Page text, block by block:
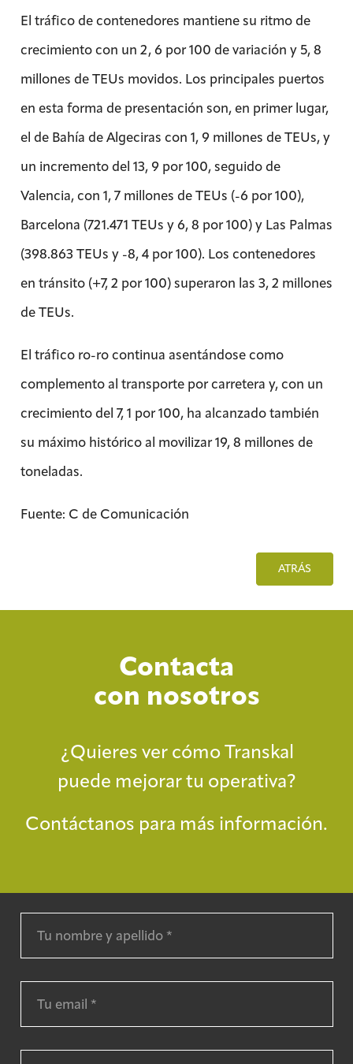
El tráfico de contenedores mantiene su ritmo de
crecimiento con un 2, 6 por 100 de variación y 5, 8
millones de TEUs movidos. Los principales puertos
en esta forma de presentación son, en primer lugar,
el de Bahía de Algeciras con 1, 9 millones de TEUs, y
un incremento del 13, 9 por 100, seguido de
Valencia, con 1, 7 millones de TEUs (-6 por 100),
Barcelona (721.471 TEUs y 6, 8 por 100) y Las Palmas
(398.863 TEUs y -8, 4 por 100). Los contenedores
en tránsito (+7, 2 por 100) superaron las 3, 2 millones
de TEUs.
El tráfico ro-ro continua asentándose como
complemento al transporte por carretera y, con un
crecimiento del 7, 1 por 100, ha alcanzado también
su máximo histórico al movilizar 19, 8 millones de
toneladas.
Fuente: C de Comunicación
ATRÁS
Contacta
con nosotros
¿Quieres ver cómo Transkal
puede mejorar tu operativa?
Contáctanos para más información.